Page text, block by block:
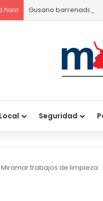
hora Gusano barrenador
Local Seguridad
trabajos de limpieza